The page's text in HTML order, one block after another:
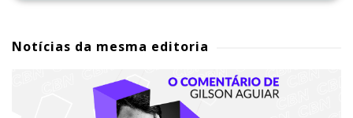
Notícias da mesma editoria